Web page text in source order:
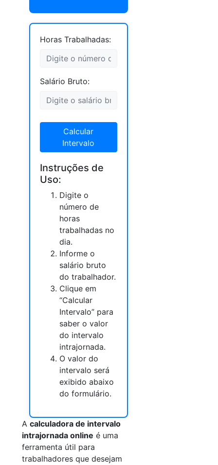
Horas Trabalhadas:
Salário Bruto:
Calcular
Intervalo
Instruções de
Uso:
Digite o
número de
horas
trabalhadas no
dia.
Informe o
salário bruto
do trabalhador.
Clique em
“Calcular
Intervalo” para
saber o valor
do intervalo
intrajornada.
O valor do
intervalo será
exibido abaixo
do formulário.
A calculadora de intervalo
intrajornada online é uma
ferramenta útil para
trabalhadores que desejam